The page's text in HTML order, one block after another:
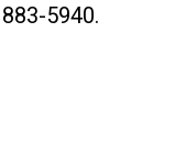
5940.